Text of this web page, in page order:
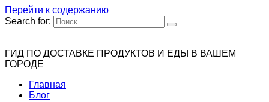
Перейти к содержанию
Search for:
ГИД ПО ДОСТАВКЕ ПРОДУКТОВ И ЕДЫ В ВАШЕМ
ГОРОДЕ
Главная
Блог